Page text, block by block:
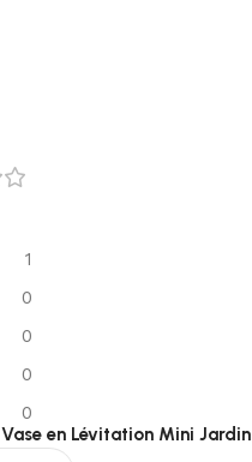
1
0
0
0
0
Vase en Lévitation Mini Jardin